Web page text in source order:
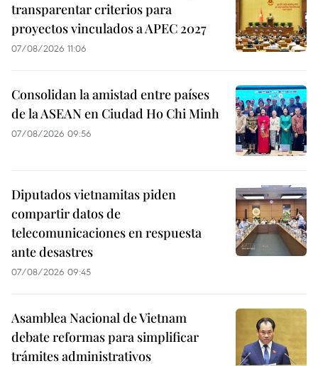
transparentar criterios para
proyectos vinculados a APEC 2027
07/08/2026 11:06
Consolidan la amistad entre países
de la ASEAN en Ciudad Ho Chi Minh
07/08/2026 09:56
Diputados vietnamitas piden
compartir datos de
telecomunicaciones en respuesta
ante desastres
07/08/2026 09:45
Asamblea Nacional de Vietnam
debate reformas para simplificar
trámites administrativos